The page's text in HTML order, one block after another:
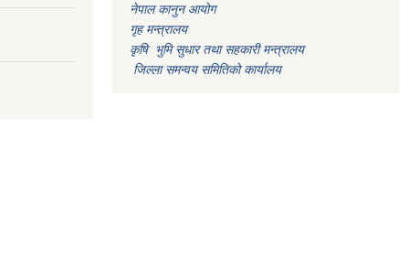
नेपाल कानुन आयोग
गृह मन्त्रालय
कृषि भुमि सुधार तथा सहकारी मन्त्रालय
जिल्ला समन्वय समितिको कार्यालय